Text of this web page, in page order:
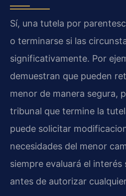
Sí, una tutela por
o terminarse si las
significativamente. Por
demuestran que pueden
menor de manera segura,
tribunal que termine la
puede solicitar
necesidades del menor
siempre evaluará el
antes de autorizar